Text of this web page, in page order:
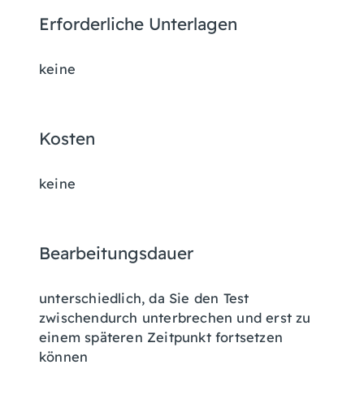
Erforderliche Unterlagen
keine
Kosten
keine
Bearbeitungsdauer
unterschiedlich, da Sie den Test
zwischendurch unterbrechen und erst zu
einem späteren Zeitpunkt fortsetzen
können